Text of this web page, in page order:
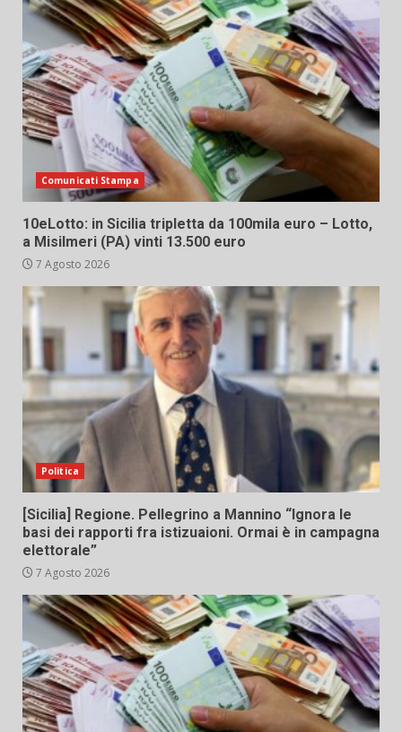
Comunicati Stampa
10eLotto: in Sicilia tripletta da 100mila euro – Lotto,
a Misilmeri (PA) vinti 13.500 euro
7 Agosto 2026
Politica
[Sicilia] Regione. Pellegrino a Mannino “Ignora le
basi dei rapporti fra istizuaioni. Ormai è in campagna
elettorale”
7 Agosto 2026